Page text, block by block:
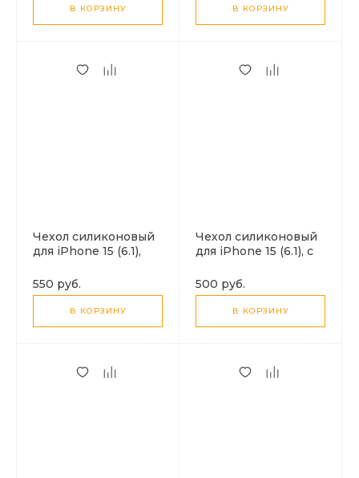
В КОРЗИНУ В КОРЗИНУ
Чехол силиконовый
для iPhone 15 (6.1),
(MagSafe), X-CASE,
прозрачный
550 руб.
В КОРЗИНУ
Чехол силиконовый
для iPhone 15 (6.1), с
X-CASE, прозрачный
500 руб.
В КОРЗИНУ